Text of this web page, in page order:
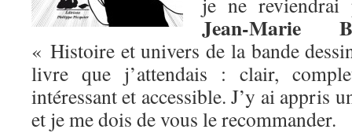
Jean-Marie
« Histoire et univers de la bande
livre que j’attendais : clair,
intéressant et accessible. J’y ai appris
et je me dois de vous le recommander.